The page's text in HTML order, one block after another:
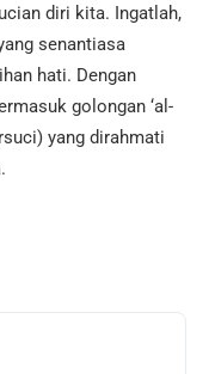
diri kita. Ingatlah,
senantiasa
hati. Dengan
golongan ‘al-
yang dirahmati